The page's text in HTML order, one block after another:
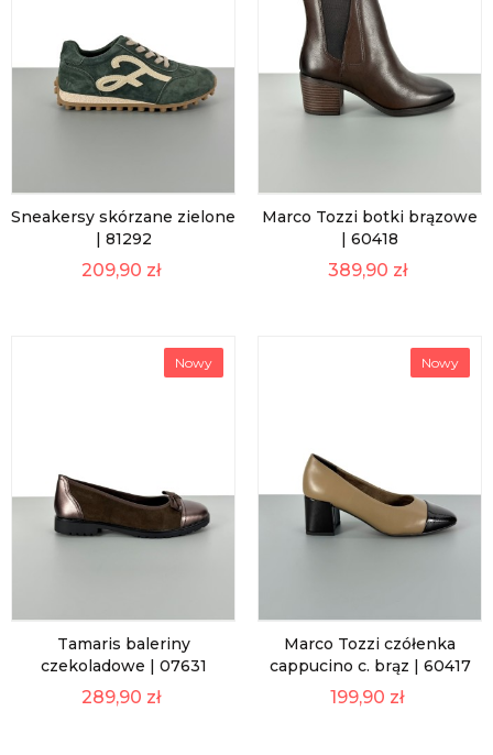
Sneakersy skórzane zielone
| 81292
209,90 zł
Marco Tozzi botki brązowe
| 60418
389,90 zł
Nowy
Tamaris baleriny
czekoladowe | 07631
289,90 zł
Nowy
Marco Tozzi czółenka
cappucino c. brąz | 60417
199,90 zł